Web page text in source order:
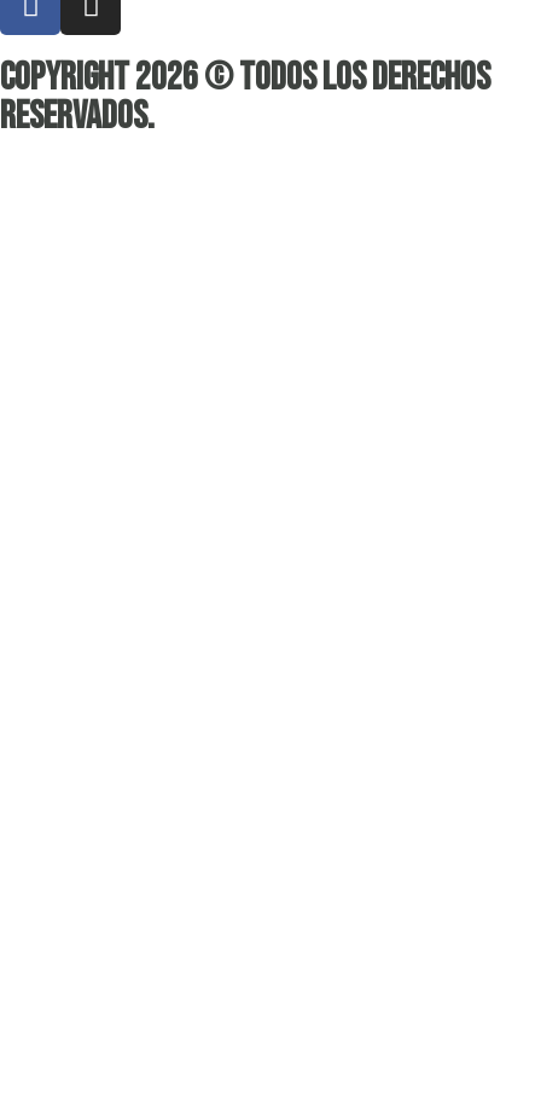
Copyright 2026 © Todos los derechos
reservados.